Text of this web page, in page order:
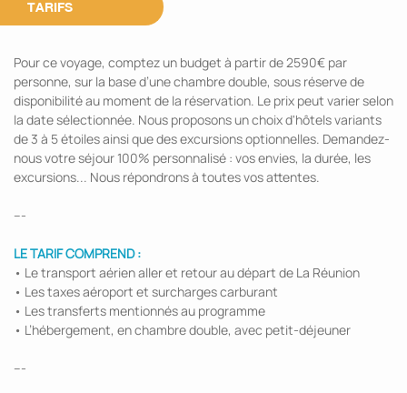
TARIFS
Pour ce voyage, comptez un budget à partir de 2590€ par
personne, sur la base d’une chambre double, sous réserve de
disponibilité au moment de la réservation. Le prix peut varier selon
la date sélectionnée. Nous proposons un choix d'hôtels variants
de 3 à 5 étoiles ainsi que des excursions optionnelles. Demandez-
nous votre séjour 100% personnalisé : vos envies, la durée, les
excursions... Nous répondrons à toutes vos attentes.
---
LE TARIF COMPREND :
• Le transport aérien aller et retour au départ de La Réunion
• Les taxes aéroport et surcharges carburant
• Les transferts mentionnés au programme
• L’hébergement, en chambre double, avec petit-déjeuner
---